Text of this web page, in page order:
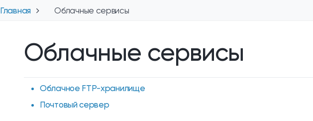
Главная Облачные сервисы
Облачные сервисы
Облачное FTP-хранилище
Почтовый сервер